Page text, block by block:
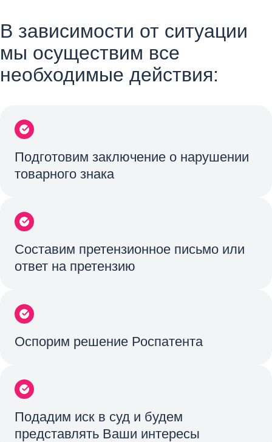
В зависимости от ситуации
мы осуществим все
необходимые действия:
Подготовим заключение о нарушении
товарного знака
Составим претензионное письмо или
ответ на претензию
Оспорим решение Роспатента
Подадим иск в суд и будем
представлять Ваши интересы